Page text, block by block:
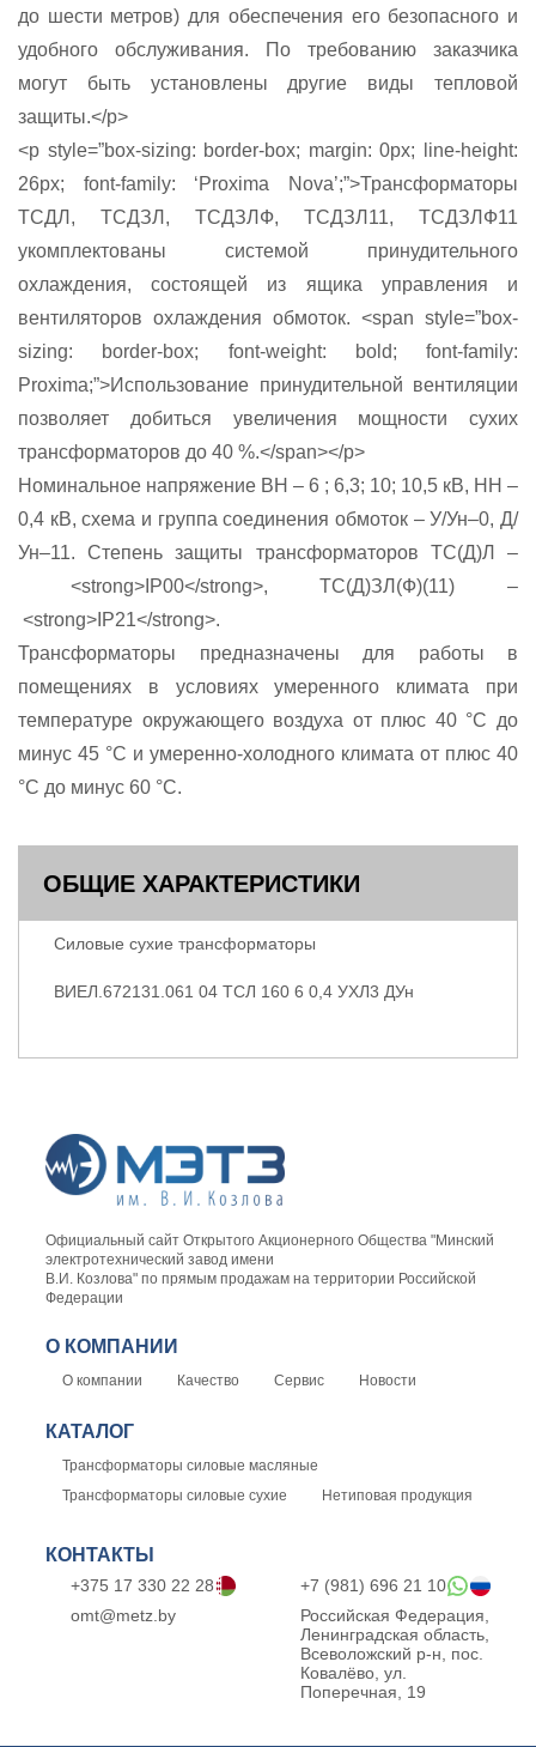
до шести метров) для обеспечения его безопасного и
удобного обслуживания. По требованию заказчика
могут быть установлены другие виды тепловой
защиты.</p>
<p style=”box-sizing: border-box; margin: 0px; line-height:
26px; font-family: ‘Proxima Nova’;”>Трансформаторы
ТСДЛ, ТСДЗЛ, ТСДЗЛФ, ТСДЗЛ11, ТСДЗЛФ11
укомплектованы системой принудительного
охлаждения, состоящей из ящика управления и
вентиляторов охлаждения обмоток. <span style=”box-
sizing: border-box; font-weight: bold; font-family:
Proxima;”>Использование принудительной вентиляции
позволяет добиться увеличения мощности сухих
трансформаторов до 40 %.</span></p>
Номинальное напряжение ВН – 6 ; 6,3; 10; 10,5 кВ, НН –
0,4 кВ, схема и группа соединения обмоток – У/Ун–0, Д/
Ун–11. Степень защиты трансформаторов ТС(Д)Л –
<strong>IP00</strong>, ТС(Д)ЗЛ(Ф)(11) –
<strong>IР21</strong>.
Трансформаторы предназначены для работы в
помещениях в условиях умеренного климата при
температуре окружающего воздуха от плюс 40 °С до
минус 45 °С и умеренно-холодного климата от плюс 40
°С до минус 60 °С.
ОБЩИЕ ХАРАКТЕРИСТИКИ
Силовые сухие трансформаторы
ВИЕЛ.672131.061 04 ТСЛ 160 6 0,4 УХЛ3 ДУн
Официальный сайт Открытого Акционерного Общества "Минский
электротехнический завод имени
В.И. Козлова" по прямым продажам на территории Российской
Федерации
О КОМПАНИИ
О компании Качество Сервис Новости
КАТАЛОГ
Трансформаторы силовые масляные
Трансформаторы силовые сухие
Нетиповая продукция
КОНТАКТЫ
+375 17 330 22 28
+7 (981) 696 21 10
omt@metz.by
Российская Федерация,
Ленинградская область,
Всеволожский р-н, пос.
Ковалёво, ул.
Поперечная, 19